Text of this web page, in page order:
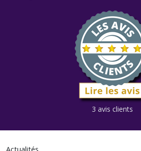
3 avis clients
Actualités